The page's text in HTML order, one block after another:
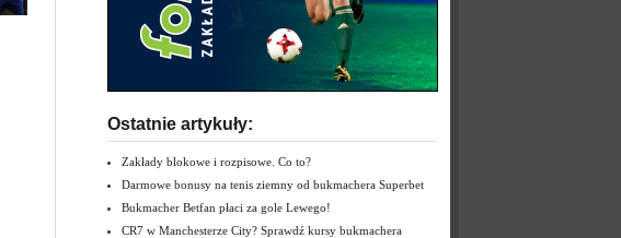
Ostatnie artykuły:
Zakłady blokowe i rozpisowe. Co to?
Darmowe bonusy na tenis ziemny od bukmachera Superbet
Bukmacher Betfan płaci za gole Lewego!
CR7 w Manchesterze City? Sprawdź kursy bukmachera